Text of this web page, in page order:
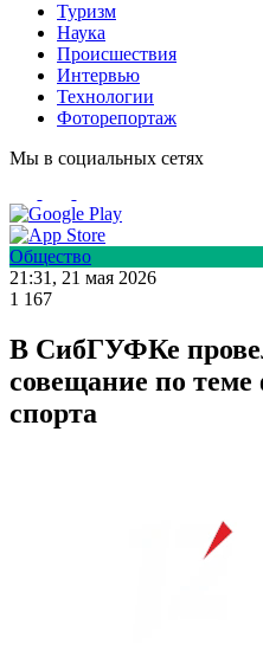
Туризм
Наука
Происшествия
Интервью
Технологии
Фоторепортаж
Мы в социальных сетях
Общество
21:31, 21 мая 2026
1 167
В СибГУФКе
совещание по
спорта